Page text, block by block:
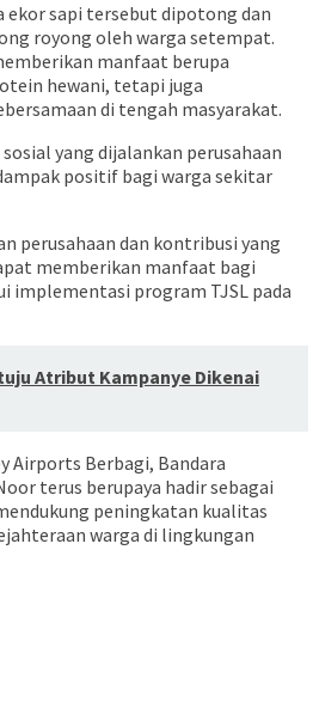
ekor sapi tersebut dipotong dan
royong oleh warga setempat.
manfaat berupa
hewani, tetapi juga
di tengah masyarakat.
yang dijalankan perusahaan
positif bagi warga sekitar
perusahaan dan kontribusi yang
memberikan manfaat bagi
implementasi program TJSL pada
Atribut Kampanye Dikenai
Airports Berbagi, Bandara
terus berupaya hadir sebagai
peningkatan kualitas
warga di lingkungan